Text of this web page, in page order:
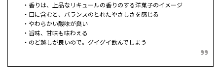
・香りは、上品なリキュールの香りのする洋菓子のイメージ
・口に含むと、バランスのとれたやさしさを感じる
・やわらかい酸味が良い
・旨味、甘味も味わえる
・のど越しが良いので。グイグイ飲んでしまう